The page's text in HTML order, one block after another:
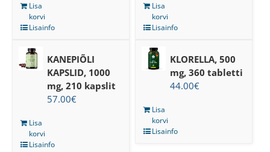
Lisa
korvi
Lisainfo
Lisa
korvi
Lisainfo
KANEPIÕLI
KAPSLID, 1000
mg, 210 kapslit
57.00€
Lisa
korvi
Lisainfo
KLORELLA, 500
mg, 360 tabletti
44.00€
Lisa
korvi
Lisainfo